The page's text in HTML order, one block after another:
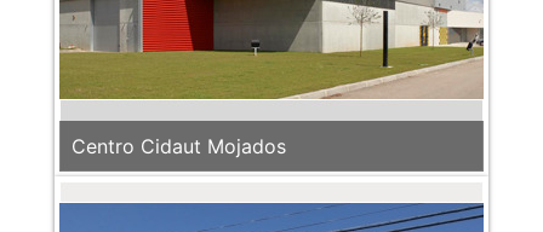
Centro Cidaut Mojados